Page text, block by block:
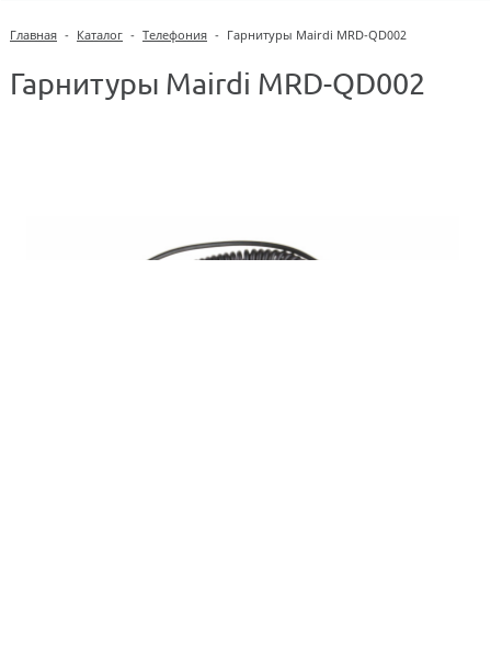
Главная - Каталог - Телефония - Гарнитуры Mairdi MRD-QD002
Гарнитуры Mairdi MRD-QD002